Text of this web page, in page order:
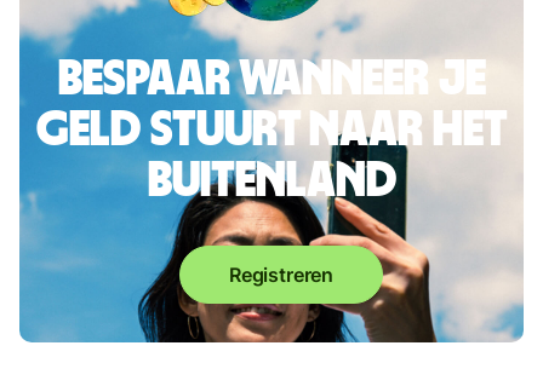
Bespaar wanneer je
geld stuurt naar het
buitenland
Registreren